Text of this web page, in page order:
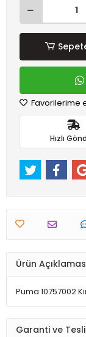
Favorilerime
Hızlı
Ürün
Puma 10757002
Garanti ve